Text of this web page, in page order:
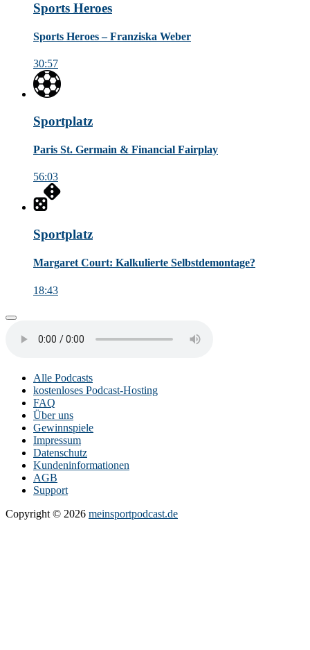
Sports Heroes
Sports Heroes – Franziska Weber
30:57
Sportplatz
Paris St. Germain & Financial Fairplay
56:03
Sportplatz
Margaret Court: Kalkulierte Selbstdemontage?
18:43
Alle Podcasts
kostenloses Podcast-Hosting
FAQ
Über uns
Gewinnspiele
Impressum
Datenschutz
Kundeninformationen
AGB
Support
Copyright © 2026 meinsportpodcast.de